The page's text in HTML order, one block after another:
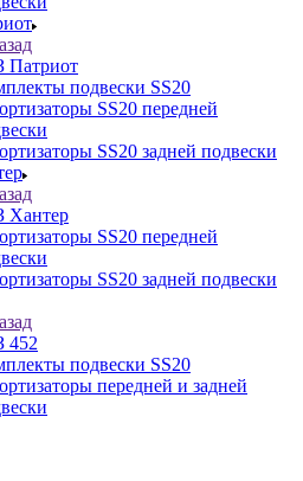
Патриот
подвески SS20
SS20 передней
SS20 задней подвески
Хантер
SS20 передней
SS20 задней подвески
452
подвески SS20
передней и задней